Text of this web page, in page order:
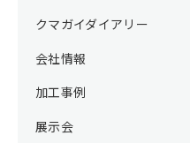
クマガイダイアリー
会社情報
加工事例
展示会